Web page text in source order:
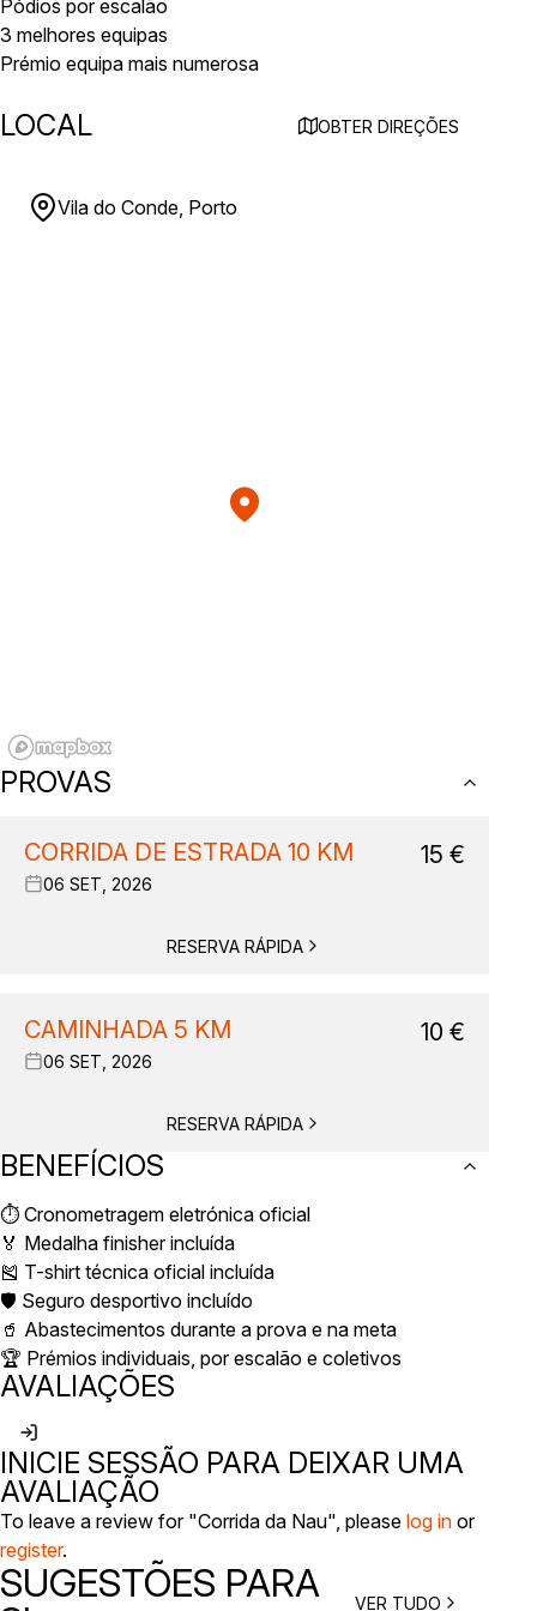
Pódios por escalão
3 melhores equipas
Prémio equipa mais numerosa
LOCAL OBTER DIREÇÕES
Vila do Conde, Porto
PROVAS
CORRIDA DE ESTRADA 10 KM
06 SET, 2026
15 €
RESERVA RÁPIDA
CAMINHADA 5 KM
06 SET, 2026
10 €
RESERVA RÁPIDA
BENEFÍCIOS
⏱️ Cronometragem eletrónica oficial
🏅 Medalha finisher incluída
🎽 T-shirt técnica oficial incluída
🛡️ Seguro desportivo incluído
🥤 Abastecimentos durante a prova e na meta
🏆 Prémios individuais, por escalão e coletivos
AVALIAÇÕES
INICIE SESSÃO PARA DEIXAR UMA
AVALIAÇÃO
To leave a review for "Corrida da Nau", please log in or
register.
SUGESTÕES PARA
VER TUDO